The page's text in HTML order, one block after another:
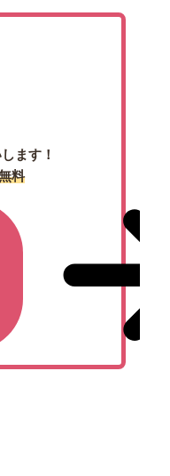
ます！
料